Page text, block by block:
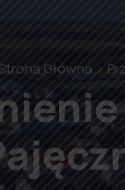
Strona Główna